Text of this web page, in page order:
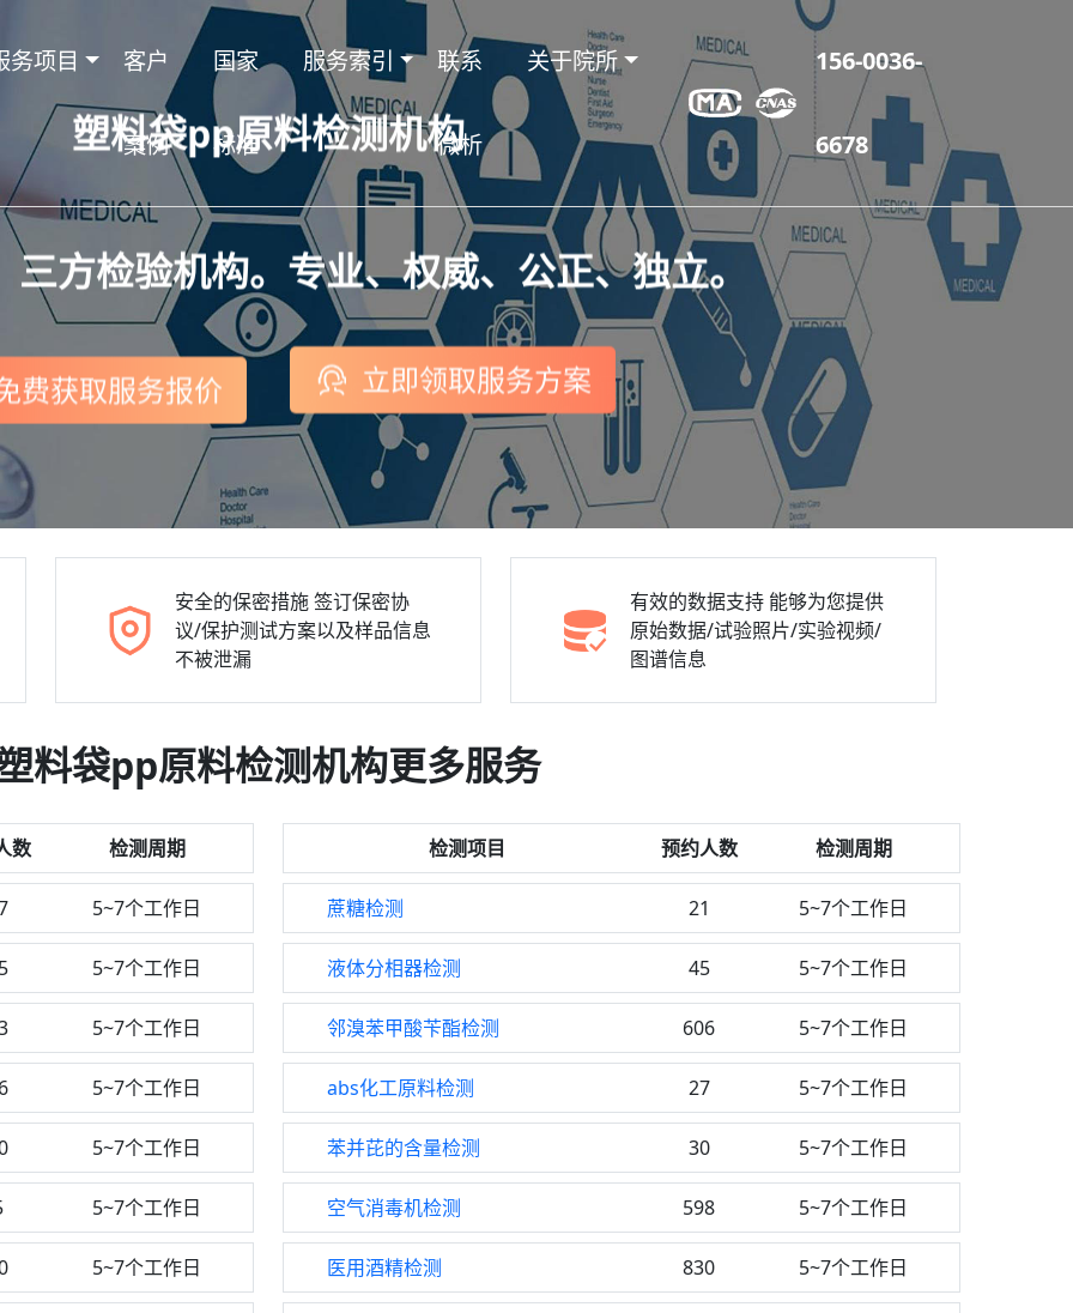
务项目 客户
案例
国家
标准
服务索引 联系
微析
关于院所 156-0036-
6678
塑料袋pp原料检测机构
方检验机构。专业、权威、公正、独立。
费获取服务报价 立即领取服务方案
安全的保密措施签订保密协
议/保护测试方案以及样品信息
不被泄漏
有效的数据支持 能够为您提供
原始数据/试验照片/实验视频/
图谱信息
料袋pp原料检测机构更多服务
数 检测周期 检测项目 预约人数 检测周期
5~7个工作日 蔗糖检测 21 5~7个工作日
5~7个工作日 液体分相器检测 45 5~7个工作日
5~7个工作日 邻溴苯甲酸苄酯检测 606 5~7个工作日
5~7个工作日 abs化工原料检测 27 5~7个工作日
5~7个工作日 苯并芘的含量检测 30 5~7个工作日
5~7个工作日 空气消毒机检测 598 5~7个工作日
5~7个工作日 医用酒精检测 830 5~7个工作日